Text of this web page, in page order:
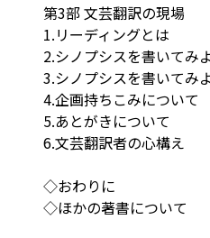
第3部 文芸翻訳の現場
1.リーディングとは
2.シノプシスを書いてみ
3.シノプシスを書いてみ
4.企画持ちこみについて
5.あとがきについて
6.文芸翻訳者の心構え
◇おわりに
◇ほかの著書について